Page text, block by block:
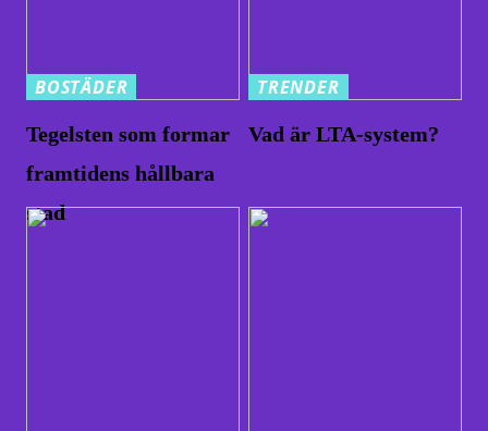
BOSTÄDER
Tegelsten som formar
framtidens hållbara
stad
TRENDER
Vad är LTA-system?